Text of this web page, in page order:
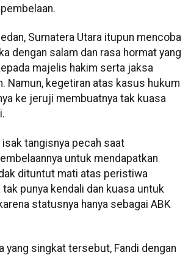
Sumatera Utara itupun mencoba
dengan salam dan rasa hormat yang
majelis hakim serta jaksa
Namun, kegetiran atas kasus hukum
ke jeruji membuatnya tak kuasa
isak tangisnya pecah saat
untuk mendapatkan
dituntut mati atas peristiwa
tak punya kendali dan kuasa untuk
statusnya hanya sebagai ABK
yang singkat tersebut, Fandi dengan